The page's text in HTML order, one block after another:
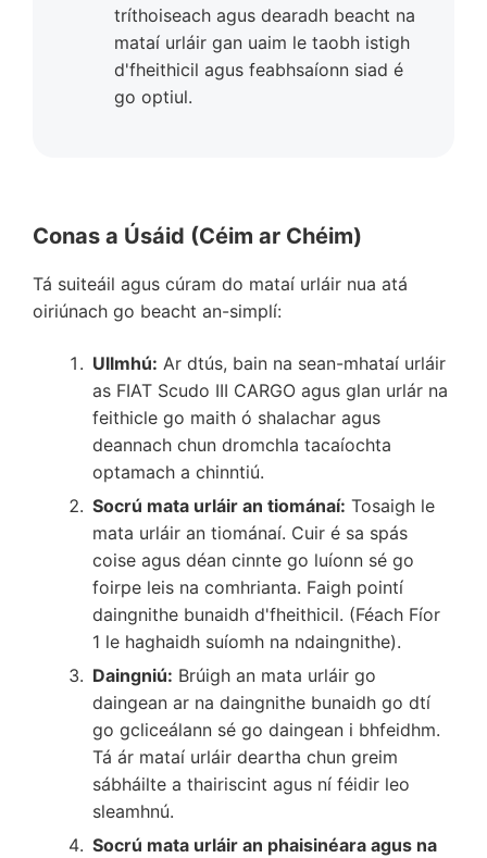
tríthoiseach agus dearadh beacht na
mataí urláir gan uaim le taobh istigh
d'fheithicil agus feabhsaíonn siad é
go optiul.
Conas a Úsáid (Céim ar Chéim)
Tá suiteáil agus cúram do mataí urláir nua atá
oiriúnach go beacht an-simplí:
Ullmhú: Ar dtús, bain na sean-mhataí urláir
as FIAT Scudo III CARGO agus glan urlár na
feithicle go maith ó shalachar agus
deannach chun dromchla tacaíochta
optamach a chinntiú.
Socrú mata urláir an tiománaí: Tosaigh le
mata urláir an tiománaí. Cuir é sa spás
coise agus déan cinnte go luíonn sé go
foirpe leis na comhrianta. Faigh pointí
daingnithe bunaidh d'fheithicil. (Féach Fíor
1 le haghaidh suíomh na ndaingnithe).
Daingniú: Brúigh an mata urláir go
daingean ar na daingnithe bunaidh go dtí
go gcliceálann sé go daingean i bhfeidhm.
Tá ár mataí urláir deartha chun greim
sábháilte a thairiscint agus ní féidir leo
sleamhnú.
Socrú mata urláir an phaisinéara agus na